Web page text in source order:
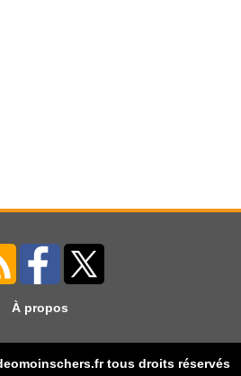
À propos
tous droits réservés